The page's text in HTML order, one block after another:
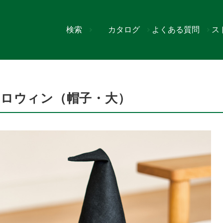
検索 カタログ よくある質問 ス
ウィン（帽子・大）